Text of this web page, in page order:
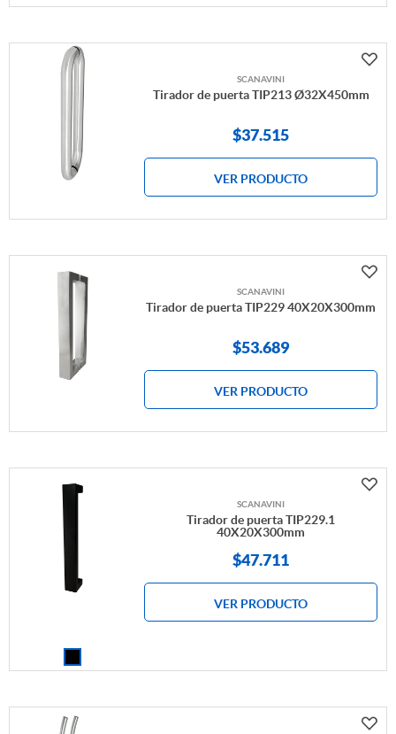
SCANAVINI
Tirador de puerta TIP213 Ø32X450mm
$37.515
VER PRODUCTO
SCANAVINI
Tirador de puerta TIP229 40X20X300mm
$53.689
VER PRODUCTO
SCANAVINI
Tirador de puerta TIP229.1
40X20X300mm
$47.711
VER PRODUCTO